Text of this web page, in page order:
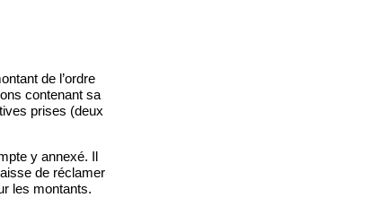
de l’ordre
contenant sa
prises (deux
y annexé. Il
de réclamer
les montants.